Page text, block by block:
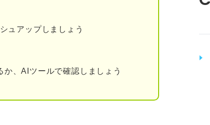
ュアップしましょう
、AIツールで確認しましょう